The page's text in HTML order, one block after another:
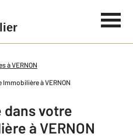
à VERNON
à VERNON
dans votre
à VERNON